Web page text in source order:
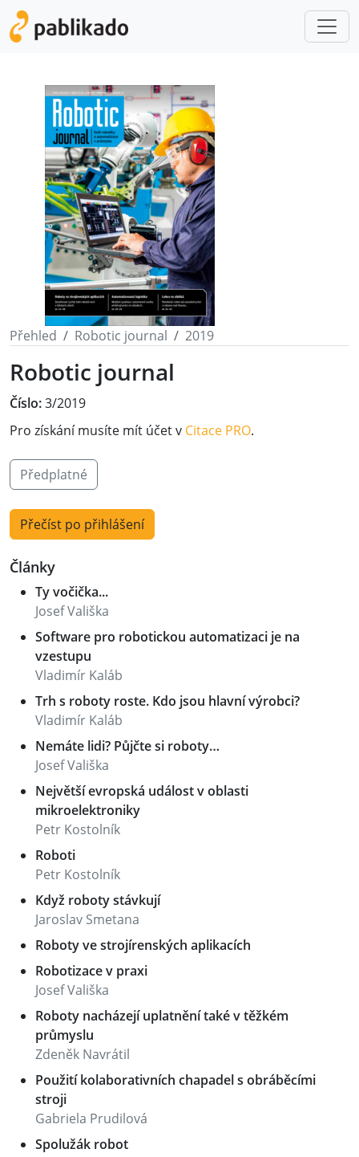
Přehled Robotic journal 2019
Robotic journal
Číslo:3/2019
Pro získání musíte mít účet v Citace PRO.
Předplatné
Přečíst po přihlášení
Články
Ty vočička...
Josef Vališka
Software pro robotickou automatizaci je na
vzestupu
Vladimír Kaláb
Trh s roboty roste. Kdo jsou hlavní výrobci?
Vladimír Kaláb
Nemáte lidi? Půjčte si roboty…
Josef Vališka
Největší evropská událost v oblasti
mikroelektroniky
Petr Kostolník
Roboti
Petr Kostolník
Když roboty stávkují
Jaroslav Smetana
Roboty ve strojírenských aplikacích
Robotizace v praxi
Josef Vališka
Roboty nacházejí uplatnění také v těžkém
průmyslu
Zdeněk Navrátil
Použití kolaborativních chapadel s obráběcími
stroji
Gabriela Prudilová
Spolužák robot